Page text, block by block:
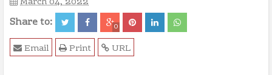
Share to: 0
URL
Print
Email